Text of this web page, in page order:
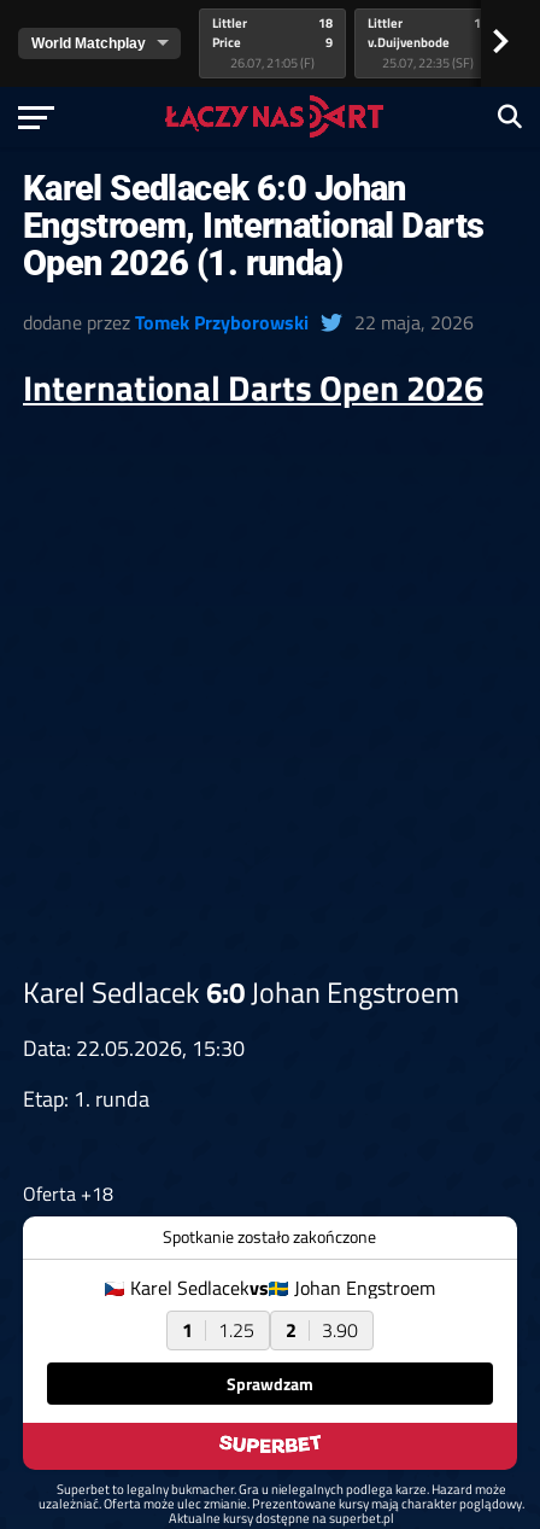
Littler
Price
18
9
26.07, 21:05 (F)
Littler
v.Duijvenbode
17
25.07, 22:35 (SF)
>
Karel Sedlacek 6:0 Johan
Engstroem, International Darts
Open 2026 (1. runda)
dodane przezTomek Przyborowski 22 maja, 2026
International Darts Open 2026
Karel Sedlacek6:0Johan Engstroem
Data: 22.05.2026, 15:30
Etap: 1. runda
Oferta +18
Spotkanie zostało zakończone
Karel Sedlacekvs
Johan Engstroem
1
1.25 2 3.90
Sprawdzam
Superbet to legalny bukmacher. Gra u nielegalnych podlega karze. Hazard może
uzależniać. Oferta może ulec zmianie. Prezentowane kursy mają charakter poglądowy.
Aktualne kursy dostępne na superbet.pl